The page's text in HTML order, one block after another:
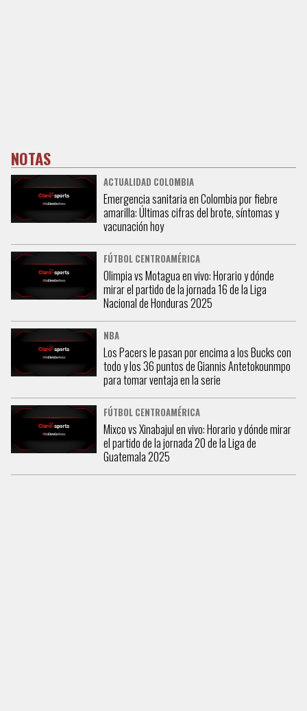
NOTAS
ACTUALIDAD COLOMBIA
Emergencia sanitaria en Colombia por fiebre
amarilla: Últimas cifras del brote, síntomas y
vacunación hoy
FÚTBOL CENTROAMÉRICA
Olimpia vs Motagua en vivo: Horario y dónde
mirar el partido de la jornada 16 de la Liga
Nacional de Honduras 2025
NBA
Los Pacers le pasan por encima a los Bucks con
todo y los 36 puntos de Giannis Antetokounmpo
para tomar ventaja en la serie
FÚTBOL CENTROAMÉRICA
Mixco vs Xinabajul en vivo: Horario y dónde mirar
el partido de la jornada 20 de la Liga de
Guatemala 2025